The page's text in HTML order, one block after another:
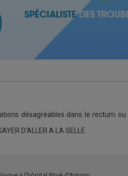
désagréables dans le rectum
D'ALLER A LA SELLE